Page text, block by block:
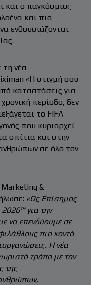
και ο παγκόσμιος
και πιο
ενθουσιάζονται
τη νέα
«Η στιγμή σου
καταστάσεις για
περίοδο, δεν
το FIFA
που κυριαρχεί
σπίτια και στην
σε όλο τον
&
«Ως Επίσημος
για την
να επενδύουμε σε
πιο κοντά
Η νέα
τρόπο με τον
της